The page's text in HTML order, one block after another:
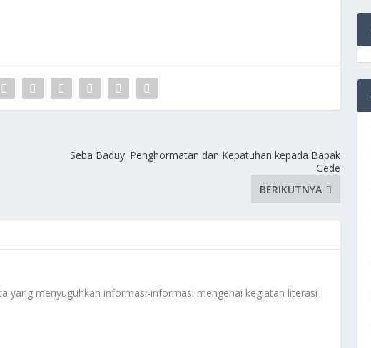
Seba Baduy: Penghormatan dan Kepatuhan kepada Bapak
Gede
BERIKUTNYA
yang menyuguhkan informasi-informasi mengenai kegiatan literasi